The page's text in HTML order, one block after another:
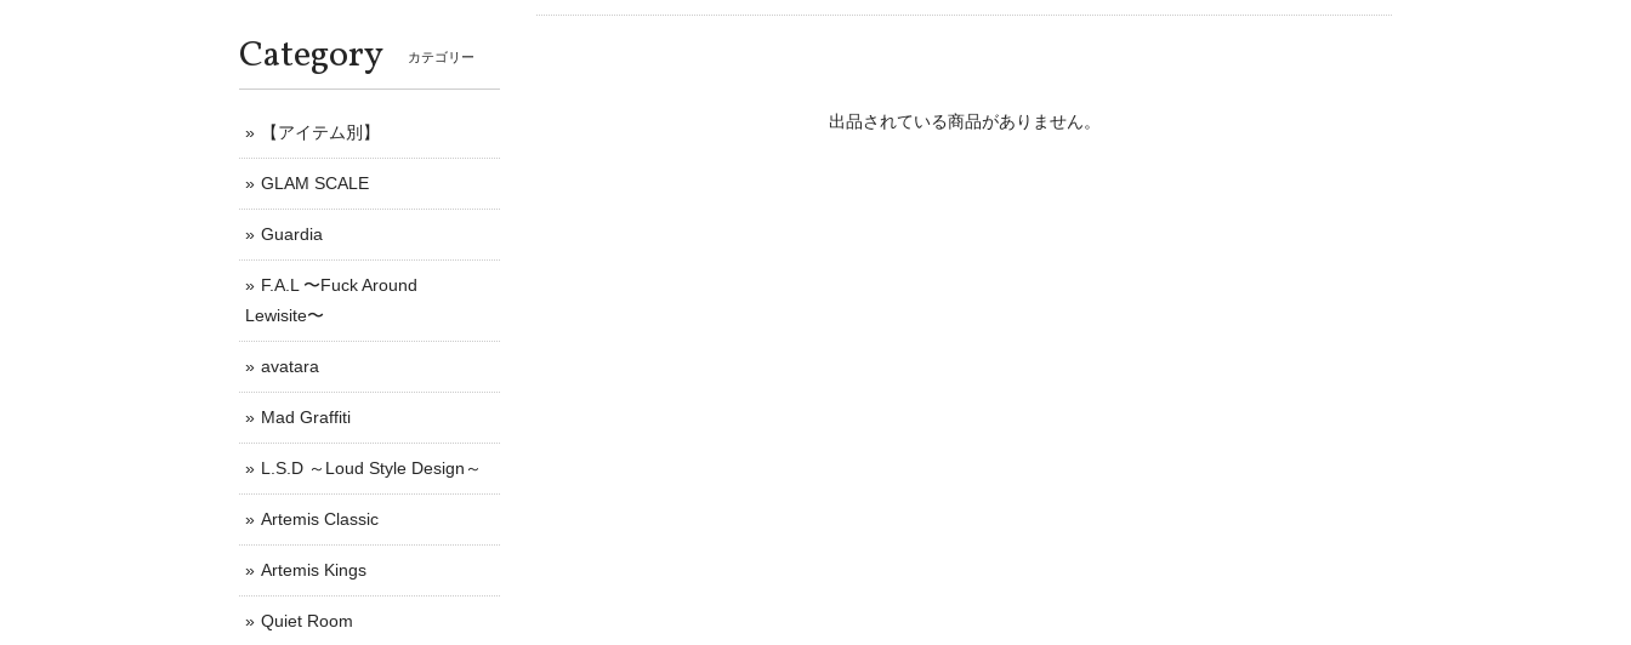
出品されている商品がありません。
Category カテゴリー
【アイテム別】
GLAM SCALE
Guardia
F.A.L 〜Fuck Around
Lewisite〜
avatara
Mad Graffiti
L.S.D ～Loud Style Design～
Artemis Classic
Artemis Kings
Quiet Room